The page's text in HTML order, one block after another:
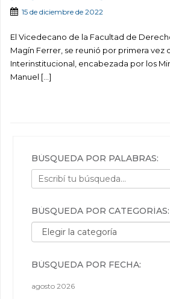
15 de diciembre de 2022
El Vicedecano de la Facultad de
Magín Ferrer, se reunió por primera vez
Interinstitucional, encabezada por los
Manuel […]
BÚSQUEDA POR PALABRAS:
BÚSQUEDA POR CATEGORÍAS:
Búsqueda por categorías:
BÚSQUEDA POR FECHA:
agosto 2026